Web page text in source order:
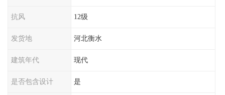
抗风 12级
发货地 河北衡水
建筑年代 现代
是否包含设计 是